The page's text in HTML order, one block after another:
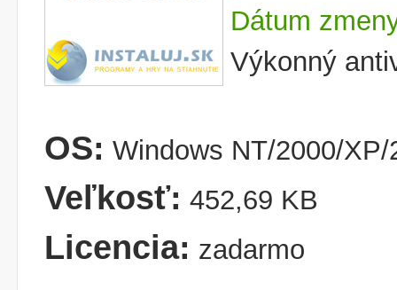
Dátum
Výkonný
OS: Windows NT/2000/
Veľkosť: 452,69 KB
Licencia: zadarmo